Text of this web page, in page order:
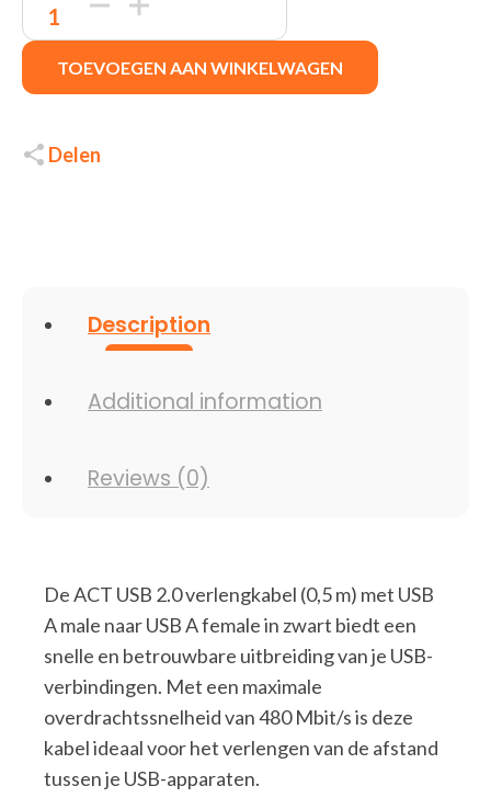
|
USB
Verlengkabel
|
Male
TOEVOEGEN AAN WINKELWAGEN
Delen
Description
Additional information
Reviews (0)
De ACT USB 2.0 verlengkabel (0,5 m) met USB
A male naar USB A female in zwart biedt een
snelle en betrouwbare uitbreiding van je USB-
verbindingen. Met een maximale
overdrachtssnelheid van 480 Mbit/s is deze
kabel ideaal voor het verlengen van de afstand
tussen je USB-apparaten.